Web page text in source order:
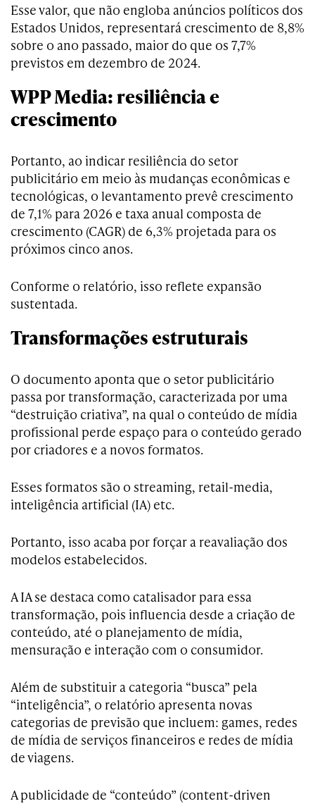
Esse valor, que não engloba anúncios políticos dos
Estados Unidos, representará crescimento de 8,8%
sobre o ano passado, maior do que os 7,7%
previstos em dezembro de 2024.
WPP Media: resiliência e
crescimento
Portanto, ao indicar resiliência do setor
publicitário em meio às mudanças econômicas e
tecnológicas, o levantamento prevê crescimento
de 7,1% para 2026 e taxa anual composta de
crescimento (CAGR) de 6,3% projetada para os
próximos cinco anos.
Conforme o relatório, isso reflete expansão
sustentada.
Transformações estruturais
O documento aponta que o setor publicitário
passa por transformação, caracterizada por uma
“destruição criativa”, na qual o conteúdo de mídia
profissional perde espaço para o conteúdo gerado
por criadores e a novos formatos.
Esses formatos são o streaming, retail-media,
inteligência artificial (IA) etc.
Portanto, isso acaba por forçar a reavaliação dos
modelos estabelecidos.
A IA se destaca como catalisador para essa
transformação, pois influencia desde a criação de
conteúdo, até o planejamento de mídia,
mensuração e interação com o consumidor.
Além de substituir a categoria “busca” pela
“inteligência”, o relatório apresenta novas
categorias de previsão que incluem: games, redes
de mídia de serviços financeiros e redes de mídia
de viagens.
A publicidade de “conteúdo” (content-driven